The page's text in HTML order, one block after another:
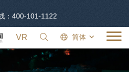
：400-101-1122
VR 简体